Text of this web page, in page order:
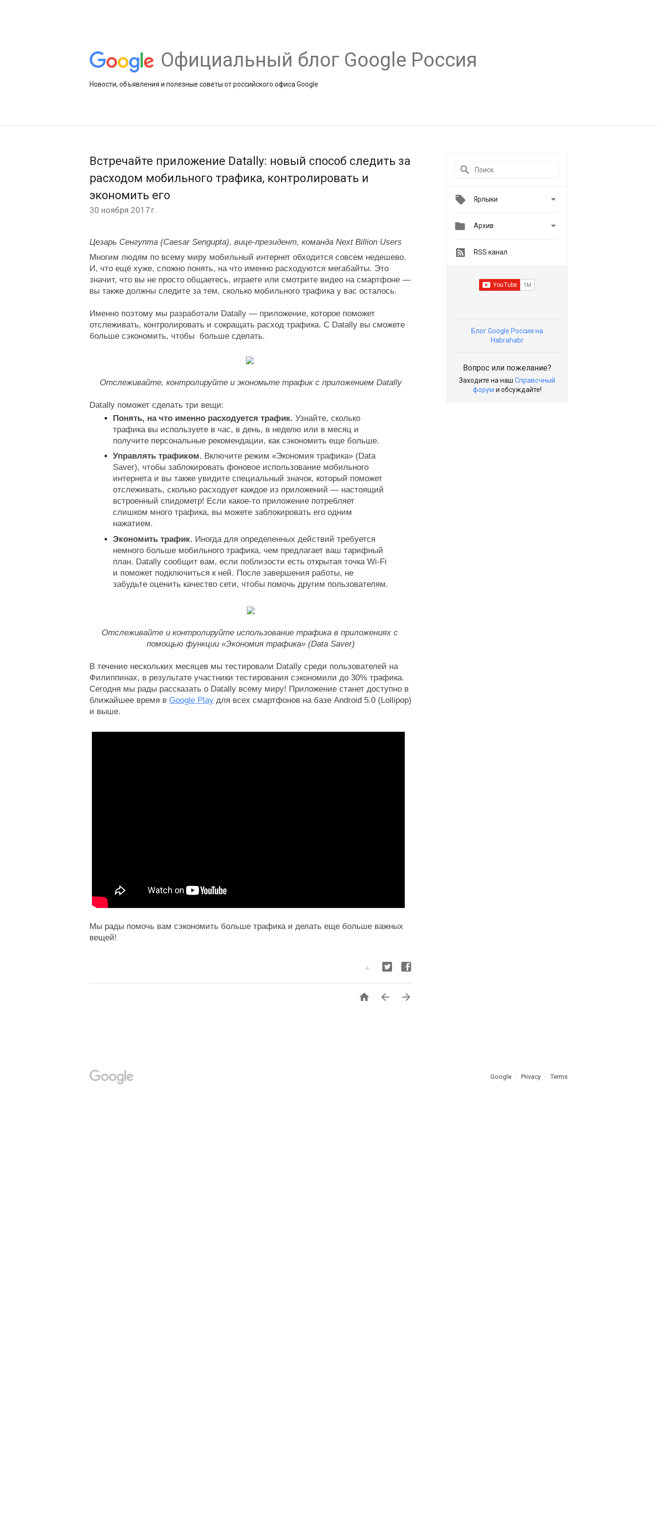
Официальный блог Google Россия
Новости, объявления и полезные советы от российского офиса Google
Встречайте приложение Datally: новый способ следить за
расходом мобильного трафика, контролировать и
экономить его
30 ноября 2017 г.
Цезарь Сенгупта (Caesar Sengupta), вице-президент, команда Next Billion Users
Многим людям по всему миру мобильный интернет обходится совсем недешево.
И, что ещё хуже, сложно понять, на что именно расходуются мегабайты. Это
значит, что вы не просто общаетесь, играете или смотрите видео на смартфоне —
вы также должны следите за тем, сколько мобильного трафика у вас осталось.
Именно поэтому мы разработали Datally — приложение, которое поможет
отслеживать, контролировать и сокращать расход трафика. С Datally вы сможете
больше сэкономить, чтобы  больше сделать.
Отслеживайте, контролируйте и экономьте трафик с приложением Datally
Datally поможет сделать три вещи:
Понять, на что именно расходуется трафик. Узнайте, сколько
трафика вы используете в час, в день, в неделю или в месяц и
получите персональные рекомендации, как сэкономить еще больше.
Управлять трафиком. Включите режим «Экономия трафика» (Data
Saver), чтобы заблокировать фоновое использование мобильного
интернета и вы также увидите специальный значок, который поможет
отслеживать, сколько расходует каждое из приложений — настоящий
встроенный спидометр! Если какое-то приложение потребляет
слишком много трафика, вы можете заблокировать его одним
нажатием.
Экономить трафик. Иногда для определенных действий требуется
немного больше мобильного трафика, чем предлагает ваш тарифный
план. Datally сообщит вам, если поблизости есть открытая точка Wi-Fi
и поможет подключиться к ней. После завершения работы, не
забудьте оценить качество сети, чтобы помочь другим пользователям.
Отслеживайте и контролируйте использование трафика в приложениях с
помощью функции «Экономия трафика» (Data Saver)
В течение нескольких месяцев мы тестировали Datally среди пользователей на
Филиппинах, в результате участники тестирования сэкономили до 30% трафика.
Сегодня мы рады рассказать о Datally всему миру! Приложение станет доступно в
ближайшее время в Google Play для всех смартфонов на базе Android 5.0 (Lollipop)
и выше.
Мы рады помочь вам сэкономить больше трафика и делать еще больше важных
вещей!
  
Ярлыки 
 Архив 
RSS канал
Блог Google Россия на
Habrahabr
Вопрос или пожелание?
Заходите на наш Справочный
форум и обсуждайте!
Google Privacy Terms